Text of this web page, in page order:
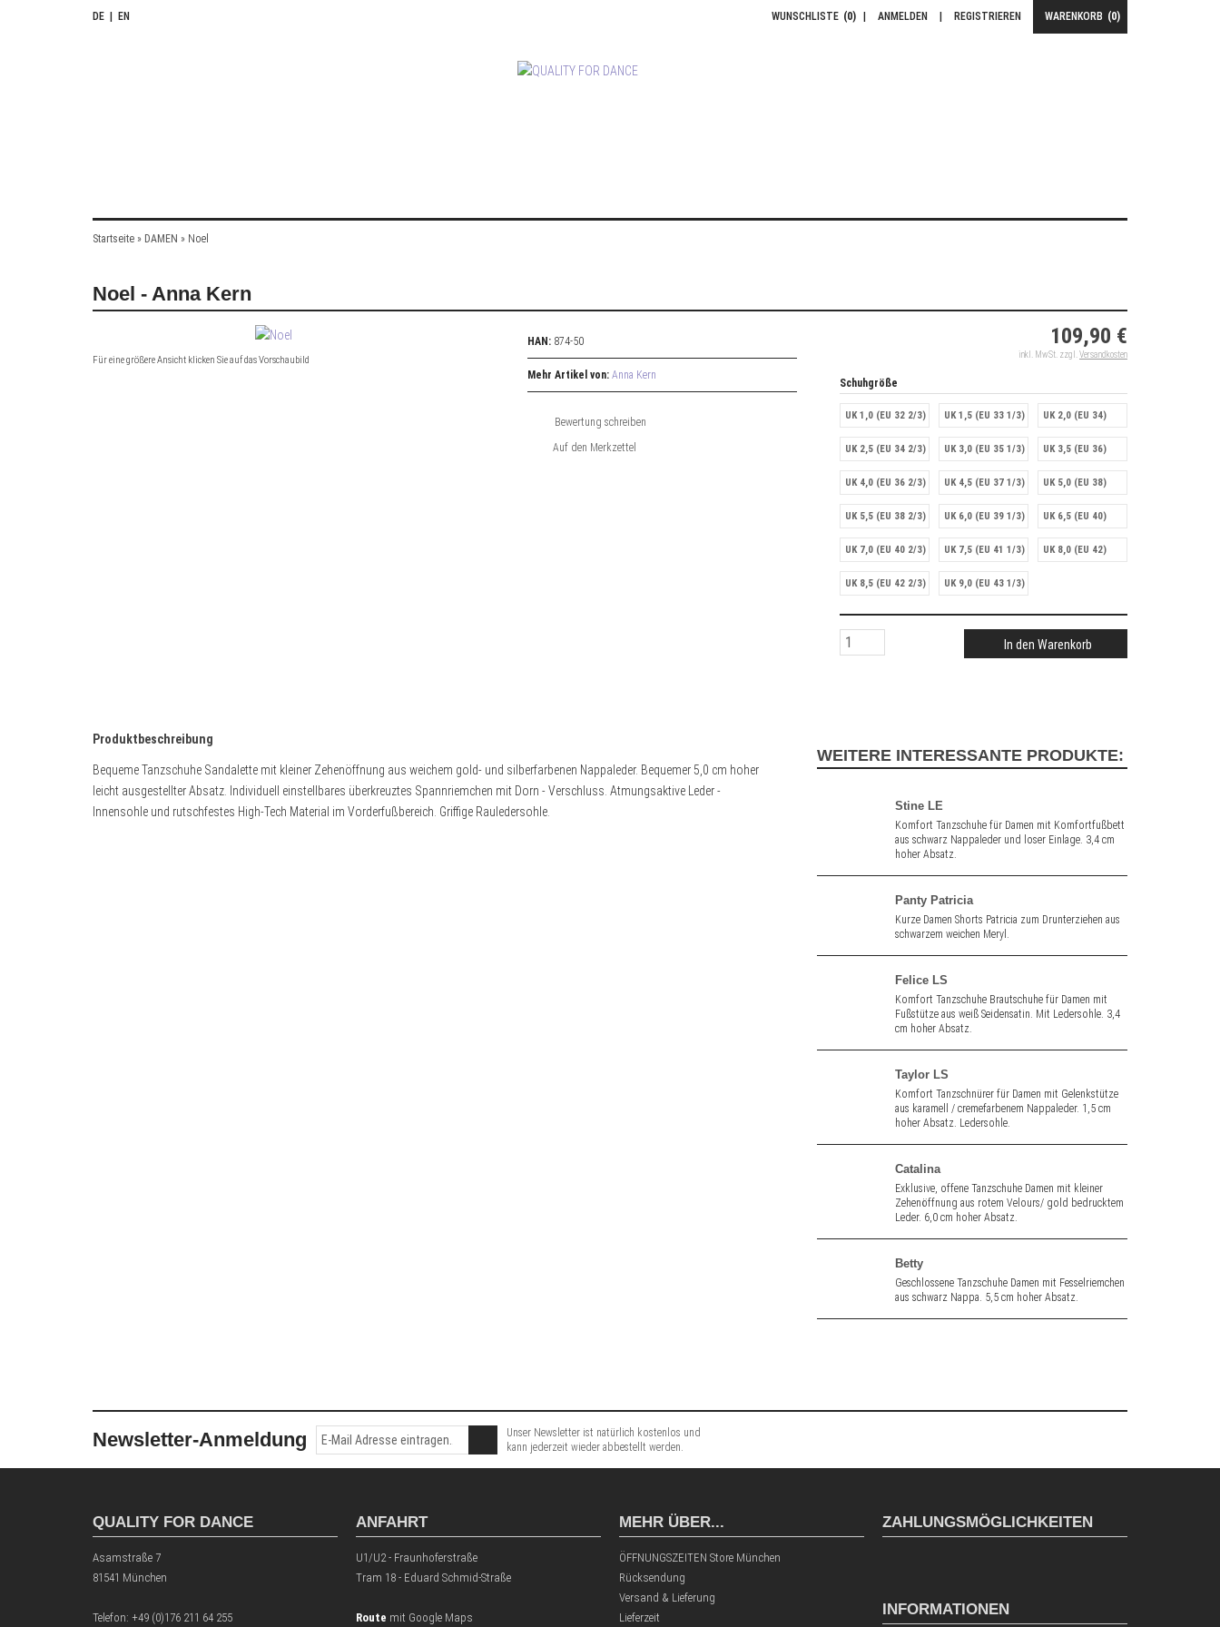
DE EN WARENKORB (0)
REGISTRIEREN
ANMELDEN
WUNSCHLISTE (0)
Startseite » DAMEN » Noel
Noel - Anna Kern
Für eine größere Ansicht klicken Sie auf das Vorschaubild
HAN:874-50
Mehr Artikel von: Anna Kern
Bewertung schreiben
109,90 €
inkl. MwSt. zzgl. Versandkosten
Schuhgröße
UK 1,0 (EU 32 2/3) UK 1,5 (EU 33 1/3) UK 2,0 (EU 34)
UK 2,5 (EU 34 2/3) UK 3,0 (EU 35 1/3) UK 3,5 (EU 36)
UK 4,0 (EU 36 2/3) UK 4,5 (EU 37 1/3) UK 5,0 (EU 38)
UK 5,5 (EU 38 2/3) UK 6,0 (EU 39 1/3) UK 6,5 (EU 40)
UK 7,0 (EU 40 2/3) UK 7,5 (EU 41 1/3) UK 8,0 (EU 42)
UK 8,5 (EU 42 2/3) UK 9,0 (EU 43 1/3)
In den Warenkorb
Produktbeschreibung
Bequeme Tanzschuhe Sandalette mit kleiner Zehenöffnung aus weichem gold- und silberfarbenen Nappaleder. Bequemer 5,0 cm hoher
leicht ausgestellter Absatz. Individuell einstellbares überkreuztes Spannriemchen mit Dorn - Verschluss. Atmungsaktive Leder -
Innensohle und rutschfestes High-Tech Material im Vorderfußbereich. Griffige Rauledersohle.
WEITERE INTERESSANTE PRODUKTE:
Stine LE
Komfort Tanzschuhe für Damen mit Komfortfußbett
aus schwarz Nappaleder und loser Einlage. 3,4 cm
hoher Absatz.
Panty Patricia
Kurze Damen Shorts Patricia zum Drunterziehen aus
schwarzem weichen Meryl.
Felice LS
Komfort Tanzschuhe Brautschuhe für Damen mit
Fußstütze aus weiß Seidensatin. Mit Ledersohle. 3,4
cm hoher Absatz.
Taylor LS
Komfort Tanzschnürer für Damen mit Gelenkstütze
aus karamell / cremefarbenem Nappaleder. 1,5 cm
hoher Absatz. Ledersohle.
Catalina
Exklusive, offene Tanzschuhe Damen mit kleiner
Zehenöffnung aus rotem Velours/ gold bedrucktem
Leder. 6,0 cm hoher Absatz.
Betty
Geschlossene Tanzschuhe Damen mit Fesselriemchen
aus schwarz Nappa. 5,5 cm hoher Absatz.
Newsletter-Anmeldung
Unser Newsletter ist natürlich kostenlos und
kann jederzeit wieder abbestellt werden.
QUALITY FOR DANCE
Asamstraße 7
81541 München
Telefon: +49 (0)176 211 64 255
ANFAHRT
U1/U2 - Fraunhoferstraße
Tram 18 - Eduard Schmid-Straße
Route mit Google Maps
MEHR ÜBER...
ÖFFNUNGSZEITEN Store München
Rücksendung
Versand & Lieferung
Lieferzeit
ZAHLUNGSMÖGLICHKEITEN
INFORMATIONEN